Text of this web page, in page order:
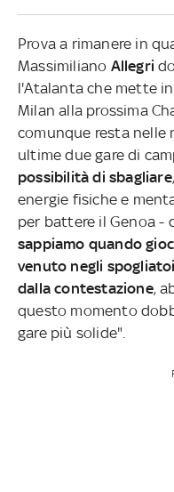
Prova a rimanere in
Massimiliano Allegri
l'Atalanta che mette
Milan alla prossima
comunque resta nelle
ultime due gare di
possibilità di sbagliare
energie fisiche e
per battere il Genoa -
sappiamo quando
venuto negli
dalla contestazione,
questo momento
gare più solide".